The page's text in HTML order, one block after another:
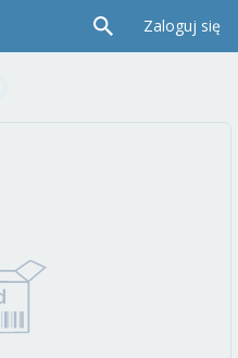
Zaloguj się